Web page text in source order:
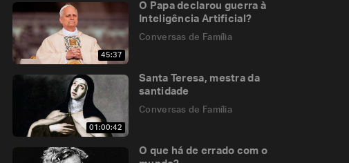
45:37
O Papa declarou guerra à
Inteligência Artificial?
Conversas de Família
01:00:42
Santa Teresa, mestra da
santidade
Conversas de Família
O que há de errado com o